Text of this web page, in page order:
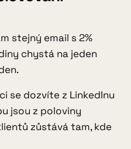
pomůže →
stejný email s 2%
chystá na jeden
se dozvíte z LinkedInu
jsou z poloviny
zůstává tam, kde